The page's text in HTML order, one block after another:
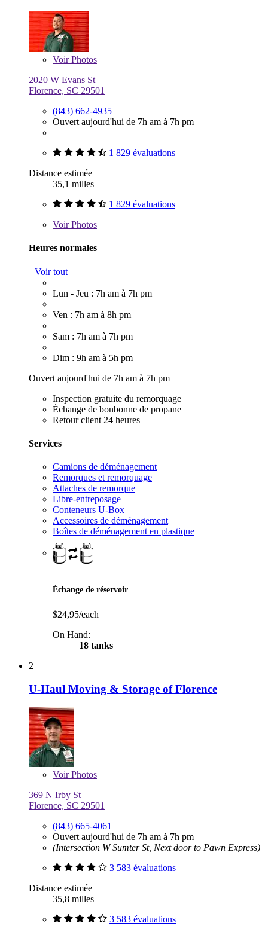
VoirPhotos
2020 W Evans St
Florence, SC 29501
(843) 662-4935
Ouvert aujourd'hui de 7h am à 7h pm
1 829 évaluations
Distance estimée
35,1 milles
1 829 évaluations
VoirPhotos
Heures normales
Voir tout
Lun - Jeu : 7h am à 7h pm
Ven : 7h am à 8h pm
Sam : 7h am à 7h pm
Dim : 9h am à 5h pm
Ouvert aujourd'hui de 7h am à 7h pm
Inspection gratuite du remorquage
Échange de bonbonne de propane
Retour client 24 heures
Services
Camions de déménagement
Remorques et remorquage
Attaches de remorque
Libre-entreposage
Conteneurs U-Box
Accessoires de déménagement
Boîtes de déménagement en plastique
Échange de réservoir
$24,95/each
On Hand:
18 tanks
2
U-Haul Moving & Storage of Florence
VoirPhotos
369 N Irby St
Florence, SC 29501
(843) 665-4061
Ouvert aujourd'hui de 7h am à 7h pm
(Intersection W Sumter St, Next door to Pawn Express)
3 583 évaluations
Distance estimée
35,8 milles
3 583 évaluations